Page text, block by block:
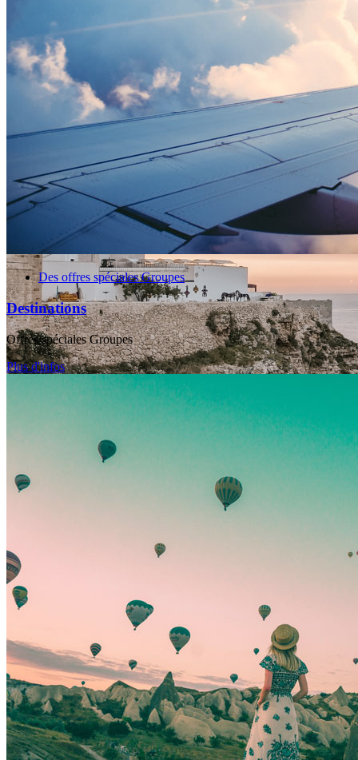
Escapade à Bari | Envol Dole
Jura
Découvrez la capitale des Pouilles | Pont de la Toussaint
Des offres spéciales Groupes
Destinations
Offres spéciales Groupes
Plus d'infos